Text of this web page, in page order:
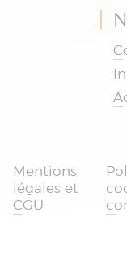
Mentions
légales et
CGU